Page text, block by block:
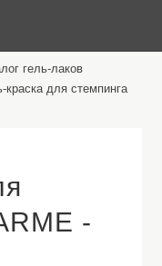
гель-лаков
краска для стемпинга
-